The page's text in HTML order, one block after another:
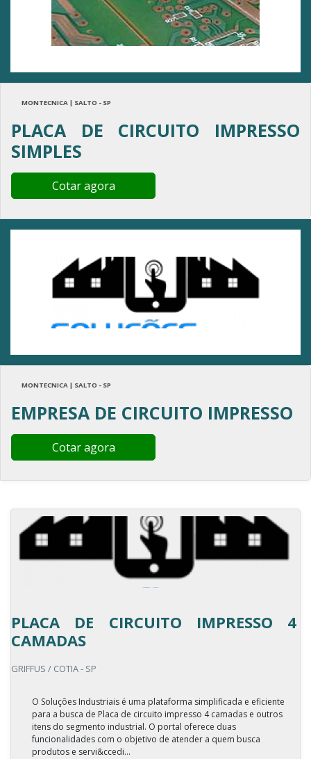
MONTECNICA | SALTO - SP
PLACA DE CIRCUITO IMPRESSO
SIMPLES
Cotar agora
MONTECNICA | SALTO - SP
EMPRESA DE CIRCUITO IMPRESSO
Cotar agora
PLACA DE CIRCUITO IMPRESSO 4
CAMADAS
GRIFFUS / COTIA - SP
O Soluções Industriais é uma plataforma simplificada e eficiente
para a busca de Placa de circuito impresso 4 camadas e outros
itens do segmento industrial. O portal oferece duas
funcionalidades com o objetivo de atender a quem busca
produtos e servi&ccedi...